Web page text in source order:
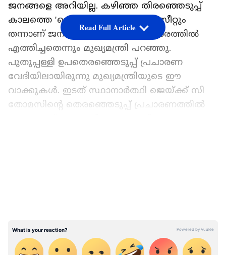
ജനങ്ങളെ അറിയില്ല. കഴിഞ്ഞ തിരഞ്ഞെടുപ്പ്
കാലത്തെ 'ചെമ്പ്' ഓർമയില്ലേ? 99 സീറ്റും
തന്നാണ് ജനങ്ങൾ വീണ്ടും അധികാരത്തിൽ
എത്തിച്ചതെന്നും മുഖ്യമന്ത്രി പറഞ്ഞു.
പുതുപ്പള്ളി ഉപതെരഞ്ഞെടുപ്പ് പ്രചാരണ
വേദിയിലായിരുന്നു മുഖ്യമന്ത്രിയുടെ ഈ
വാക്കുകൾ. ഇടത് സ്ഥാനാർത്ഥി ജെയ്ക്ക് സി
തോമസിന്റെ തെരഞ്ഞെടുപ്പ് പ്രചാരണത്തിൽ
സംസ്ഥാനത്തിന്റെ വികസനം പറഞ്ഞ് പ്രസംഗം
ആരംഭിച്ച മുഖ്യമന്ത്രി, കഴിഞ്ഞ 7 വർഷം ഇടത്
Read Full Article